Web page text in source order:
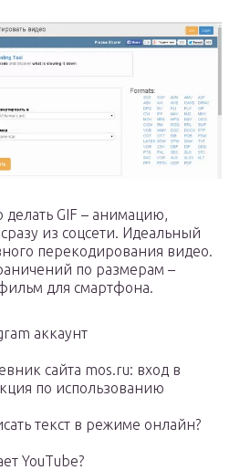
GIF – анимацию,
из соцсети. Идеальный
перекодирования видео.
по размерам –
для смартфона.
аккаунт
сайта mos.ru: вход в
по использованию
текст в режиме онлайн?
YouTube?